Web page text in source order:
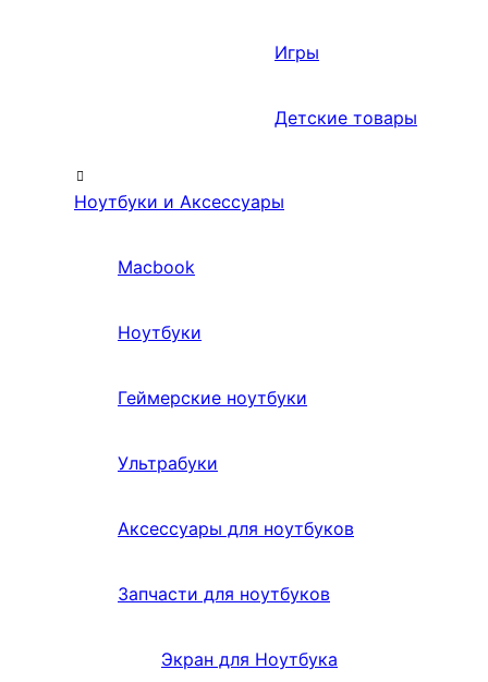
Игры
Детские товары
Ноутбуки и Аксессуары
Macbook
Ноутбуки
Геймерские ноутбуки
Ультрабуки
Аксессуары для ноутбуков
Запчасти для ноутбуков
Экран для Ноутбука